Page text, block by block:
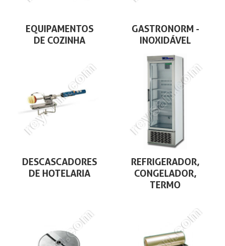
EQUIPAMENTOS
DE COZINHA
GASTRONORM -
INOXIDÁVEL
DESCASCADORES
DE HOTELARIA
REFRIGERADOR,
CONGELADOR,
TERMO